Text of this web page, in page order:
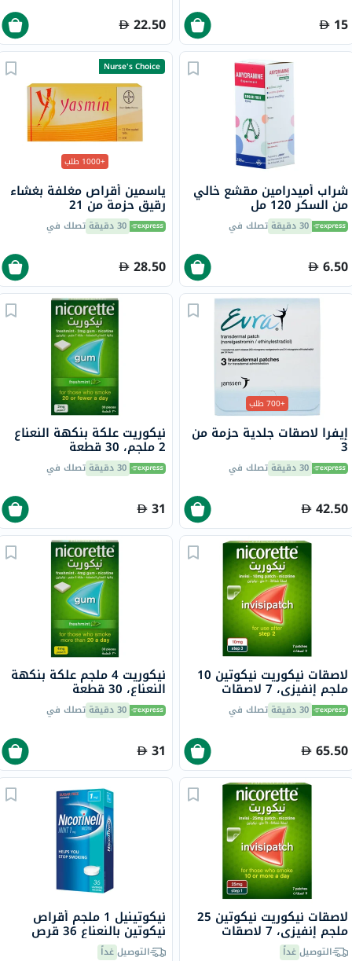
15
22.50
شراب أميدرامين مقشع خالي
من السكر 120 مل
30 دقيقة تصلك في
6.50
Nurse's Choice
+1000 طلب
ياسمين أقراص مغلفة بغشاء
رقيق حزمة من 21
30 دقيقة تصلك في
28.50
+700 طلب
إيفرا لاصقات جلدية حزمة من
3
30 دقيقة تصلك في
42.50
نيكوريت علكة بنكهة النعناع
2 ملجم، 30 قطعة
30 دقيقة تصلك في
31
لاصقات نيكوريت نيكوتين 10
ملجم إنفيزي، 7 لاصقات
30 دقيقة تصلك في
65.50
نيكوريت 4 ملجم علكة بنكهة
النعناع، ​​30 قطعة
30 دقيقة تصلك في
31
لاصقات نيكوريت نيكوتين 25
ملجم إنفيزي، 7 لاصقات
التوصيلغداً
نيكوتينيل 1 ملجم أقراص
نيكوتين بالنعناع 36 قرص
التوصيلغداً